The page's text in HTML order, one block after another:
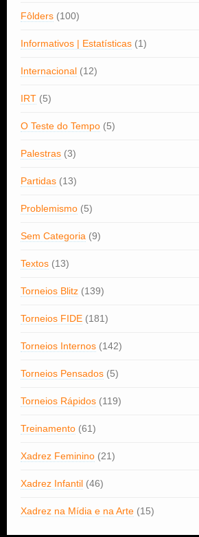
Fôlders (100)
Informativos | Estatísticas (1)
Internacional (12)
IRT (5)
O Teste do Tempo (5)
Palestras (3)
Partidas (13)
Problemismo (5)
Sem Categoria (9)
Textos (13)
Torneios Blitz (139)
Torneios FIDE (181)
Torneios Internos (142)
Torneios Pensados (5)
Torneios Rápidos (119)
Treinamento (61)
Xadrez Feminino (21)
Xadrez Infantil (46)
Xadrez na Mídia e na Arte (15)